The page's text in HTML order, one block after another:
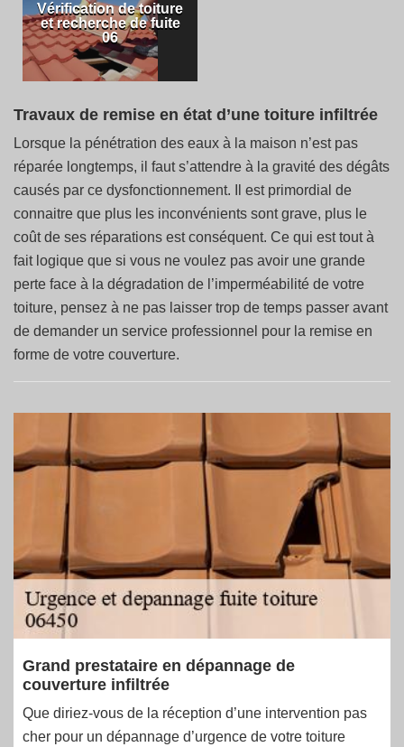
Vérification de toiture
et recherche de fuite
06
Travaux de remise en état d’une toiture infiltrée
Lorsque la pénétration des eaux à la maison n’est pas
réparée longtemps, il faut s’attendre à la gravité des dégâts
causés par ce dysfonctionnement. Il est primordial de
connaitre que plus les inconvénients sont grave, plus le
coût de ses réparations est conséquent. Ce qui est tout à
fait logique que si vous ne voulez pas avoir une grande
perte face à la dégradation de l’imperméabilité de votre
toiture, pensez à ne pas laisser trop de temps passer avant
de demander un service professionnel pour la remise en
forme de votre couverture.
Grand prestataire en dépannage de
couverture infiltrée
Que diriez-vous de la réception d’une intervention pas
cher pour un dépannage d’urgence de votre toiture